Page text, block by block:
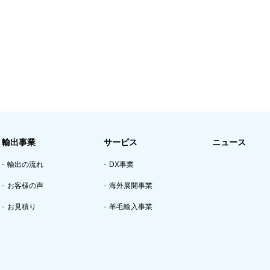
輸出事業
輸出の流れ
お客様の声
お見積り
サービス
DX事業
海外展開事業
羊毛輸入事業
ニュース